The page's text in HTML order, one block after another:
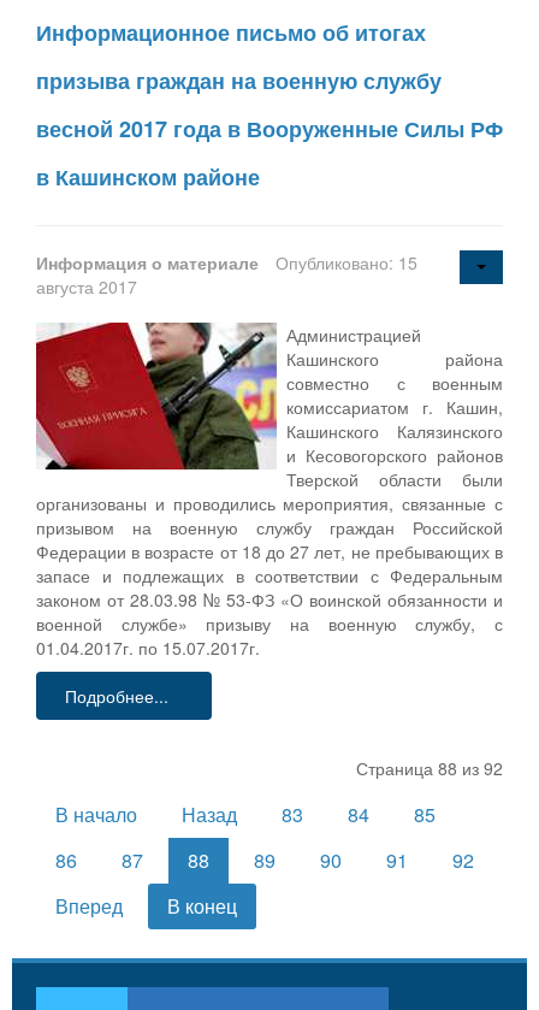
Информационное письмо об итогах
призыва граждан на военную службу
весной 2017 года в Вооруженные Силы РФ
в Кашинском районе
Информация о материале
Опубликовано: 15
августа 2017
Администрацией
Кашинского района
совместно с военным
комиссариатом г. Кашин,
Кашинского Калязинского
и Кесовогорского районов
Тверской области были
организованы и проводились мероприятия, связанные с
призывом на военную службу граждан Российской
Федерации в возрасте от 18 до 27 лет, не пребывающих в
запасе и подлежащих в соответствии с Федеральным
законом от 28.03.98 № 53-ФЗ «О воинской обязанности и
военной службе» призыву на военную службу, с
01.04.2017г. по 15.07.2017г.
Подробнее...
Страница 88 из 92
В начало Назад 83 84
85
86
87 88 89 90 91
92
Вперед
В конец